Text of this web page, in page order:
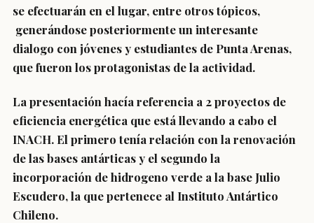
se efectuarán en el lugar, entre otros tópicos,
generándose posteriormente un interesante
dialogo con jóvenes y estudiantes de Punta Arenas,
que fueron los protagonistas de la actividad.
La presentación hacía referencia a 2 proyectos de
eficiencia energética que está llevando a cabo el
INACH. El primero tenía relación con la renovación
de las bases antárticas y el segundo la
incorporación de hidrogeno verde a la base Julio
Escudero, la que pertenece al Instituto Antártico
Chileno.